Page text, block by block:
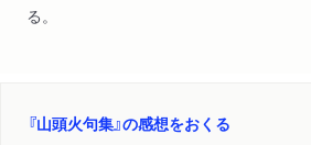
る。
『山頭火句集』の感想をおくる